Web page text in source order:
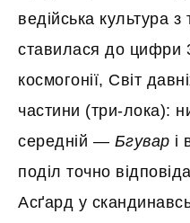
ведійська культура
ставилася до цифри
космогонії, Світ
частини (три-лока):
середній — Бгувар і
поділ точно
Асґард у